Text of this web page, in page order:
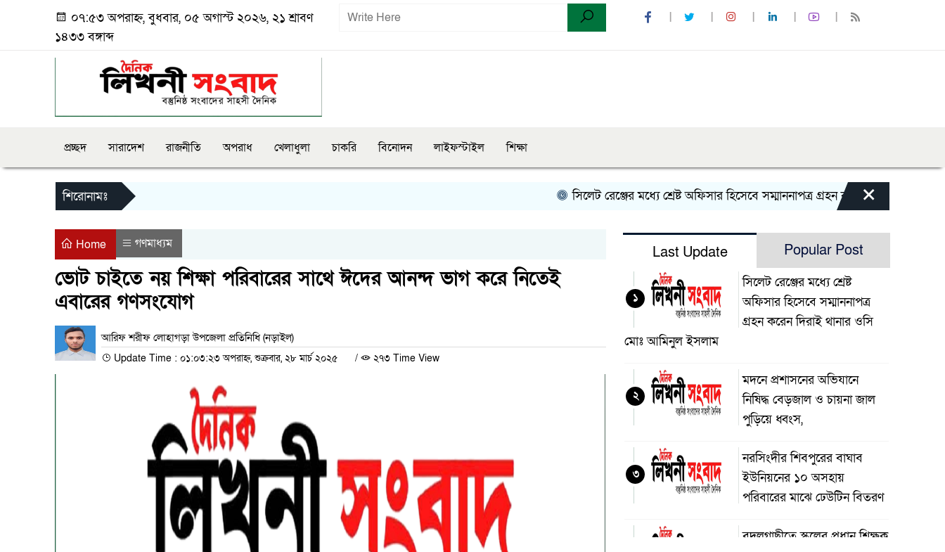
০৭:৫৩ অপরাহ্ন, বুধবার, ০৫ অগাস্ট ২০২৬, ২১ শ্রাবণ
১৪৩৩ বঙ্গাব্দ
প্রচ্ছদ সারাদেশ রাজনীতি অপরাধ খেলাধুলা চাকরি বিনোদন লাইফস্টাইল শিক্ষা
শিরোনামঃ সিলেট রেঞ্জের মধ্যে শ্রেষ্ট অফিসার হিসেবে সম্মাননাপত্র গ্রহন করেন দিরাই থানার ওসি
×
Home গণমাধ্যম
ভোট চাই‌তে নয় শিক্ষা প‌রিবারের সা‌থে ঈদের আনন্দ ভাগ ক‌রে নি‌তেই
এবা‌রের গণস‌ংযোগ
আরিফ শরীফ লোহাগড়া উপজেলা প্রতিনিধি (নড়াইল)
Update Time : ০১:০৩:২৩ অপরাহ্ন, শুক্রবার, ২৮ মার্চ ২০২৫ / ২৭৩ Time View
Last Update Popular Post
সিলেট রেঞ্জের মধ্যে শ্রেষ্ট
অফিসার হিসেবে সম্মাননাপত্র
গ্রহন করেন দিরাই থানার ওসি
মোঃ আমিনুল ইসলাম
১
মদনে প্রশাসনের অভিযানে
নিষিদ্ধ বেড়জাল ও চায়না জাল
পুড়িয়ে ধ্বংস,
২
নরসিংদীর শিবপুরের বাঘাব
ইউনিয়নের ১০ অসহায়
পরিবারের মাঝে ঢেউটিন বিতরণ
৩
বদলগাছীতে স্কুলের প্রধান শিক্ষক